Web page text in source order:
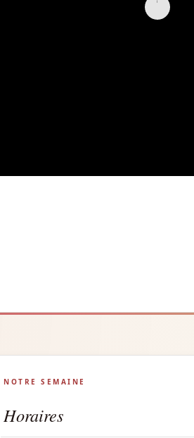
NOTRE SEMAINE
Horaires